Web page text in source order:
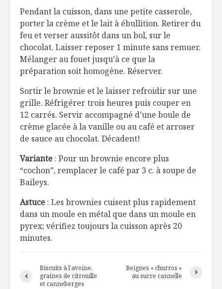
Pendant la cuisson, dans une petite casserole,
porter la crème et le lait à ébullition. Retirer du
feu et verser aussitôt dans un bol, sur le
chocolat. Laisser reposer 1 minute sans remuer.
Mélanger au fouet jusqu’à ce que la
préparation soit homogène. Réserver.
Sortir le brownie et le laisser refroidir sur une
grille. Réfrigérer trois heures puis couper en
12 carrés. Servir accompagné d’une boule de
crème glacée à la vanille ou au café et arroser
de sauce au chocolat. Décadent!
Variante : Pour un brownie encore plus
“cochon”, remplacer le café par 3 c. à soupe de
Baileys.
Astuce : Les brownies cuisent plus rapidement
dans un moule en métal que dans un moule en
pyrex; vérifiez toujours la cuisson après 20
minutes.
Biscuits à l’avoine,
graines de citrouille
et canneberges
Beignes « churros »
au sucre cannelle